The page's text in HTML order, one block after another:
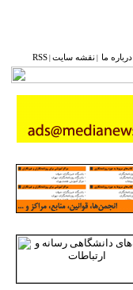
درباره ما نقشه ‌سایت RSS